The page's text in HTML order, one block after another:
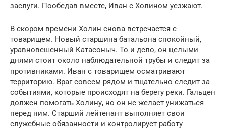
заслуги. Пообедав вместе, Иван с Холином уезжают.
В скором времени Холин снова встречается с
товарищем. Новый старшина батальона спокойный,
уравновешенный Катасоныч. То и дело, он целыми
днями стоит около наблюдательной трубы и следит за
противниками. Иван с товарищем осматривают
территорию. Враг совсем рядом и тщательно следит за
событиями, которые происходят на берегу реки. Гальцен
должен помогать Холину, но он не желает унижаться
перед ним. Старший лейтенант выполняет свои
служебные обязанности и контролирует работу